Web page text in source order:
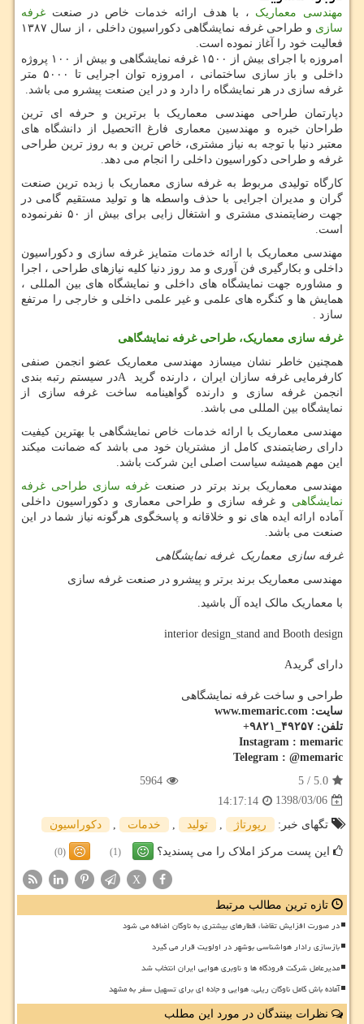
مهندسی معماریک ، با هدف ارائه خدمات خاص در صنعت غرفه
سازی
و طراحی غرفه نمایشگاهی دکوراسیون داخلی ، از سال ۱۳۸۷
فعالیت خود را آغاز نموده است.
امروزه با اجرای بیش از ۱۵۰۰ غرفه نمایشگاهی و بیش از ۱۰۰ پروژه
داخلی و باز سازی ساختمانی ، امروزه توان اجرایی تا ۵۰۰۰ متر
غرفه سازی در هر نمایشگاه را دارد و در این صنعت پیشرو می باشد.
دپارتمان طراحی مهندسی معماریک با برترین و حرفه ای ترین
طراحان خبره و مهندسین معماری فارغ ااتحصیل از دانشگاه های
معتبر دنیا با توجه به نیاز مشتری، خاص ترین و به روز ترین طراحی
غرفه و طراحی دکوراسیون داخلی را انجام می دهد.
کارگاه تولیدی مربوط به غرفه سازی معماریک با زبده ترین صنعت
گران و مدیران اجرایی با حذف واسطه ها و تولید مستقیم گامی در
جهت رضایتمندی مشتری و اشتغال زایی برای بیش از ۵۰ نفرنموده
است.
مهندسی معماریک با ارائه خدمات متمایز غرفه سازی و دکوراسیون
داخلی و بکارگیری فن آوری و مد روز دنیا کلیه نیازهای طراحی ، اجرا
و مشاوره جهت نمایشگاه های داخلی و نمایشگاه های بین المللی ،
همایش ها و کنگره های علمی و غیر علمی داخلی و خارجی را مرتفع
سازد .
غرفه سازی معماریک، طراحی غرفه نمایشگاهی
همچنین خاطر نشان میسازد مهندسی معماریک عضو انجمن صنفی
کارفرمایی غرفه سازان ایران ، دارنده گرید
Aدر سیستم رتبه بندی
انجمن غرفه سازی و دارنده گواهینامه ساخت غرفه سازی از
نمایشگاه بین المللی می باشد.
مهندسی معماریک با ارائه خدمات خاص نمایشگاهی با بهترین کیفیت
دارای رضایتمندی کامل از مشتریان خود می باشد که ضمانت میکند
این مهم همیشه سیاست اصلی این شرکت باشد.
مهندسی معماریک برند برتر در صنعت غرفه سازی طراحی غرفه
نمایشگاهی و غرفه سازی و طراحی معماری و دکوراسیون داخلی
آماده ارائه ایده های نو و خلاقانه و پاسخگوی هرگونه نیاز شما در این
صنعت می باشد.
غرفه سازی معماریک غرفه نمایشگاهی
مهندسی معماریک برند برتر و پیشرو در صنعت غرفه سازی
با معماریک مالک ایده آل باشید.
interior design_stand and Booth design
دارای گریدA
طراحی و ساخت غرفه نمایشگاهی
سایت: www.memaric.com
تلفن: ۴۹۲۵۷_۹۸۲۱+
Instagram : memaric
Telegram : @memaric
5.0
/
5
5964
1398/03/06
14:17:14
تگهای خبر:
رپورتاژ , تولید , خدمات , دكوراسیون
این پست مرکز املاک را می پسندید؟ (1)
(0)
X
تازه ترین مطالب مرتبط
در صورت افزایش تقاضا، قطارهای بیشتری به ناوگان اضافه می شود
بازسازی رادار هواشناسی بوشهر در اولویت قرار می گیرد
مدیرعامل شرکت فرودگاه ها و ناوبری هوایی ایران انتخاب شد
آماده باش کامل ناوگان ریلی، هوایی و جاده ای برای تسهیل سفر به مشهد
نظرات بینندگان در مورد این مطلب